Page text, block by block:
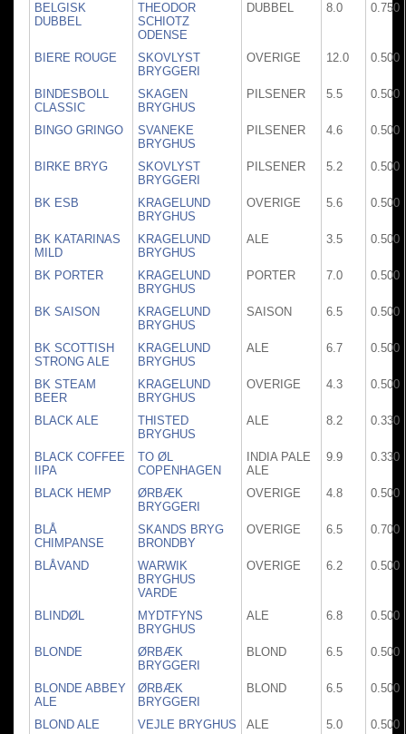
BELGISK
DUBBEL
THEODOR
SCHIOTZ
ODENSE
DUBBEL 8.0 0.750
BIERE ROUGE
SKOVLYST
BRYGGERI
OVERIGE 12.0 0.500
BINDESBOLL
CLASSIC
SKAGEN
BRYGHUS
PILSENER 5.5 0.500
BINGO GRINGO
SVANEKE
BRYGHUS
PILSENER 4.6 0.500
BIRKE BRYG
SKOVLYST
BRYGGERI
PILSENER 5.2 0.500
BK ESB
KRAGELUND
BRYGHUS
OVERIGE 5.6 0.500
BK KATARINAS
MILD
KRAGELUND
BRYGHUS
ALE 3.5 0.500
BK PORTER
KRAGELUND
BRYGHUS
PORTER 7.0 0.500
BK SAISON
KRAGELUND
BRYGHUS
SAISON 6.5 0.500
BK SCOTTISH
STRONG ALE
KRAGELUND
BRYGHUS
ALE 6.7 0.500
BK STEAM
BEER
KRAGELUND
BRYGHUS
OVERIGE 4.3 0.500
BLACK ALE
THISTED
BRYGHUS
ALE 8.2 0.330
BLACK COFFEE
IIPA
TO ØL
COPENHAGEN
INDIA PALE
ALE
9.9 0.330
BLACK HEMP
ØRBÆK
BRYGGERI
OVERIGE 4.8 0.500
BLÅ
CHIMPANSE
SKANDS BRYG
BRONDBY
OVERIGE 6.5 0.700
BLÅVAND
WARWIK
BRYGHUS
VARDE
OVERIGE 6.2 0.500
BLINDØL
MYDTFYNS
BRYGHUS
ALE 6.8 0.500
BLONDE
ØRBÆK
BRYGGERI
BLOND 6.5 0.500
BLONDE ABBEY
ALE
ØRBÆK
BRYGGERI
BLOND 6.5 0.500
BLOND ALE VEJLE BRYGHUS ALE 5.0 0.500